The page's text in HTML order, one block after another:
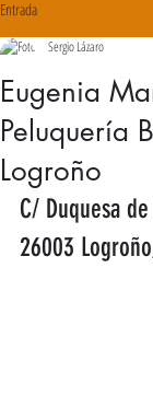
Entrada
Eugenia
Peluquería
Logroño
Sergio Lázaro
C/ Duquesa
26003